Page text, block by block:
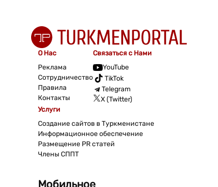
О Нас
Реклама
Сотрудничество
Правила
Контакты
Связаться с Нами
YouTube
TikTok
Telegram
X (Twitter)
Услуги
Создание сайтов в Туркменистане
Информационное обеспечение
Размещение PR статей
Члены СППТ
Мобильное